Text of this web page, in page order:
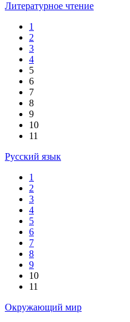
Литературное чтение
1
2
3
4
5
6
7
8
9
10
11
Русский язык
1
2
3
4
5
6
7
8
9
10
11
Окружающий мир